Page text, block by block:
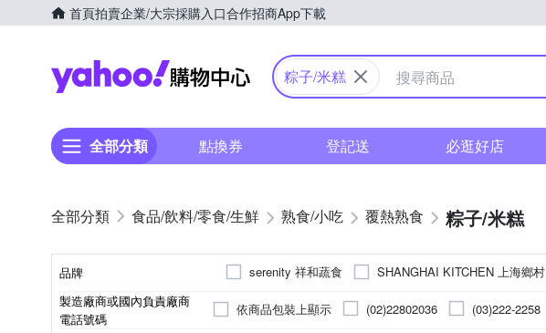
首頁拍賣企業/大宗採購入口合作招商App下載
Yahoo購物中心
粽子/米糕
全部分類 點換券 登記送 必逛好店
食品/飲料/零食/生鮮 熟食/小吃 覆熱熟食 粽子/米糕
品牌
品牌名稱
serenity 祥和蔬食 SHANGHAI KITCHEN 上海鄉村
紅豆食府
郭元益 華得水產 鮮覺
製造廠商或國內負責廠商
電話號碼
依商品包裝上顯示 (02)22802036 (03)222-2258